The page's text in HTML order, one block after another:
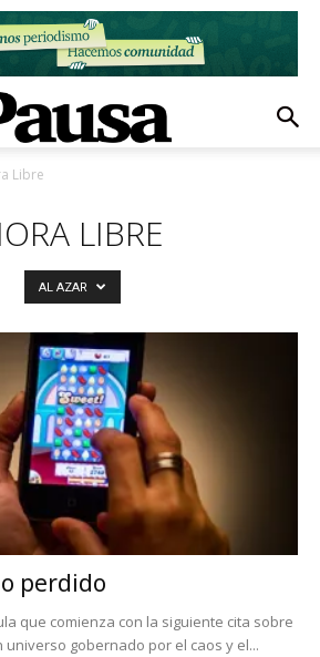
Libre
LIBRE
AL AZAR
perdido
que comienza con la siguiente cita sobre
universo gobernado por el caos y el...